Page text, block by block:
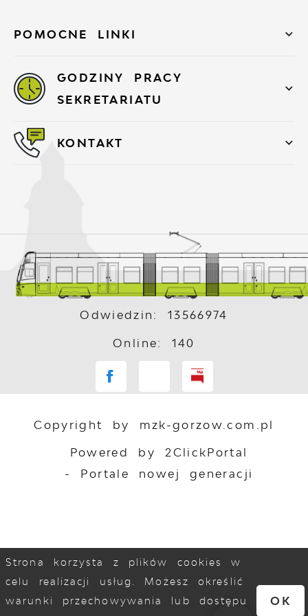
POMOCNE LINKI
GODZINY PRACY
SEKRETARIATU
KONTAKT
Odwiedzin: 13566974
Online: 140
Copyright by mzk-gorzow.com.pl
Powered by2ClickPortal
- Portale nowej generacji
Strona korzysta z plików cookies w
celu realizacji usług. Możesz określić
warunki przechowywania lub dostępu
OK